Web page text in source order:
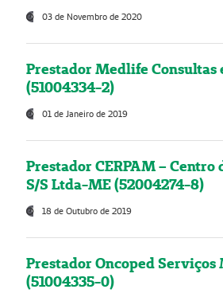
03 de Novembro de 2020
Prestador Medlife Consultas
(51004334-2)
01 de Janeiro de 2019
Prestador CERPAM – Centro
S/S Ltda-ME (52004274-8)
18 de Outubro de 2019
Prestador Oncoped Serviços
(51004335-0)